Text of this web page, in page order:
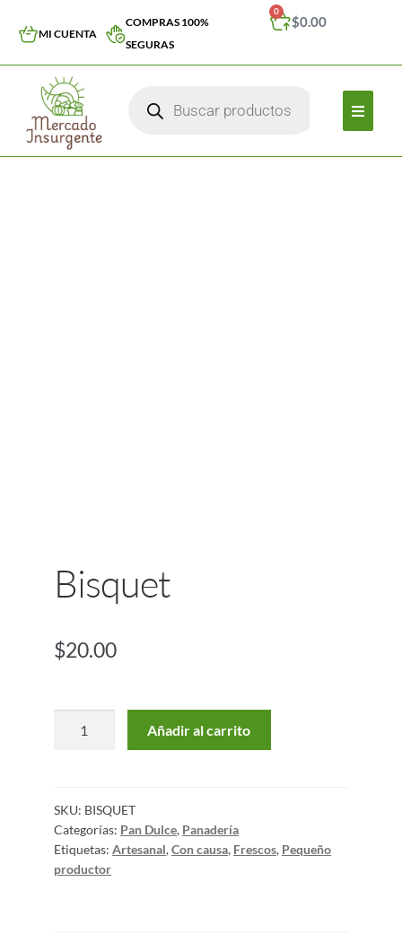
MI CUENTA
COMPRAS 100%
SEGURAS
$0.00
0
Bisquet
$20.00
Añadir al carrito
SKU: BISQUET
Categorías: Pan Dulce, Panadería
Etiquetas: Artesanal,Con causa, Frescos, Pequeño
productor